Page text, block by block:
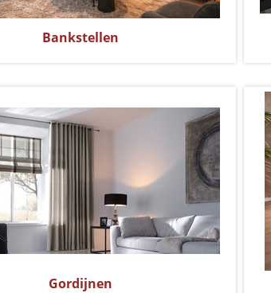
Bankstellen
Gordijnen